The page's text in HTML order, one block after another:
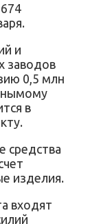
и
заводов
0,5 млн
в
средства
изделия.
входят